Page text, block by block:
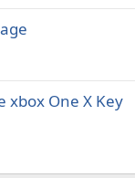
xbox One X Key